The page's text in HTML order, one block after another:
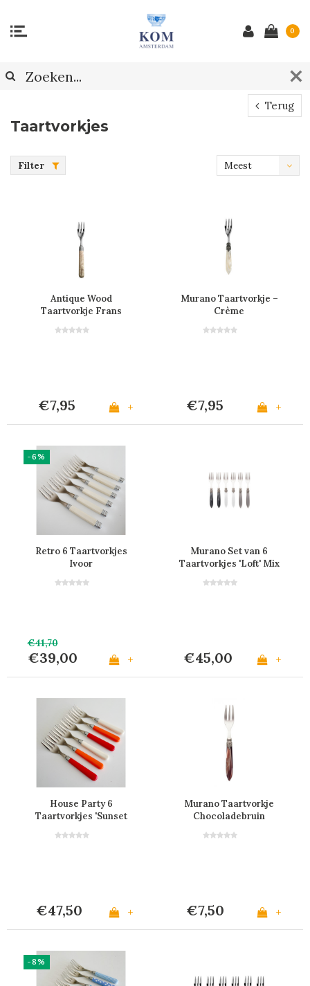
0
Terug
Taartvorkjes
Filter
Meest
Antique Wood
Taartvorkje Frans
€7,95 +
Murano Taartvorkje –
Crème
€7,95 +
-6%
Retro 6 Taartvorkjes
Ivoor
€41,70
€39,00 +
Murano Set van 6
Taartvorkjes 'Loft' Mix
€45,00 +
House Party 6
Taartvorkjes 'Sunset
€47,50 +
Murano Taartvorkje
Chocoladebruin
€7,50 +
-8%